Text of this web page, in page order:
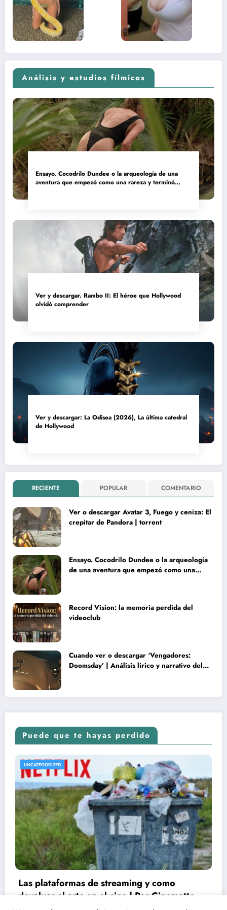
adolescente
Análisis y estudios fílmicos
Ensayo. Cocodrilo Dundee o la arqueología de una
aventura que empezó como una rareza y terminó
Ver y descargar. Rambo II: El héroe que Hollywood
olvidó comprender
Ver y descargar: La Odisea (2026), La última catedral
de Hollywood
RECIENTE POPULAR COMENTARIO
Ver o descargar Avatar 3, Fuego y ceniza: El
crepitar de Pandora | torrent
Ensayo. Cocodrilo Dundee o la arqueología
de una aventura que empezó como una
Record Vision: la memoria perdida del
videoclub
Cuando ver o descargar ‘Vengadores:
Doomsday’ | Análisis lírico y narrativo del
Puede que te hayas perdido
UNCATEGORIZED
Conoce las fechas de estrenos y críticas de